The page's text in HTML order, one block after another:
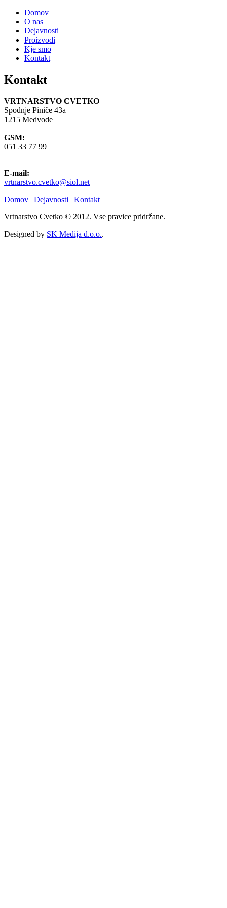
Domov
O nas
Dejavnosti
Proizvodi
Kje smo
Kontakt
Kontakt
VRTNARSTVO CVETKO
Spodnje Piniče 43a
1215 Medvode
GSM:
051 33 77 99
E-mail:
vrtnarstvo.cvetko@siol.net
Domov | Dejavnosti | Kontakt
Vrtnarstvo Cvetko © 2012. Vse pravice pridržane.
Designed by SK Medija d.o.o..